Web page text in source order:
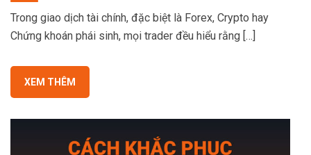
Trong giao dịch tài chính, đặc biệt là Forex, Crypto hay
Chứng khoán phái sinh, mọi trader đều hiểu rằng […]
XEM THÊM